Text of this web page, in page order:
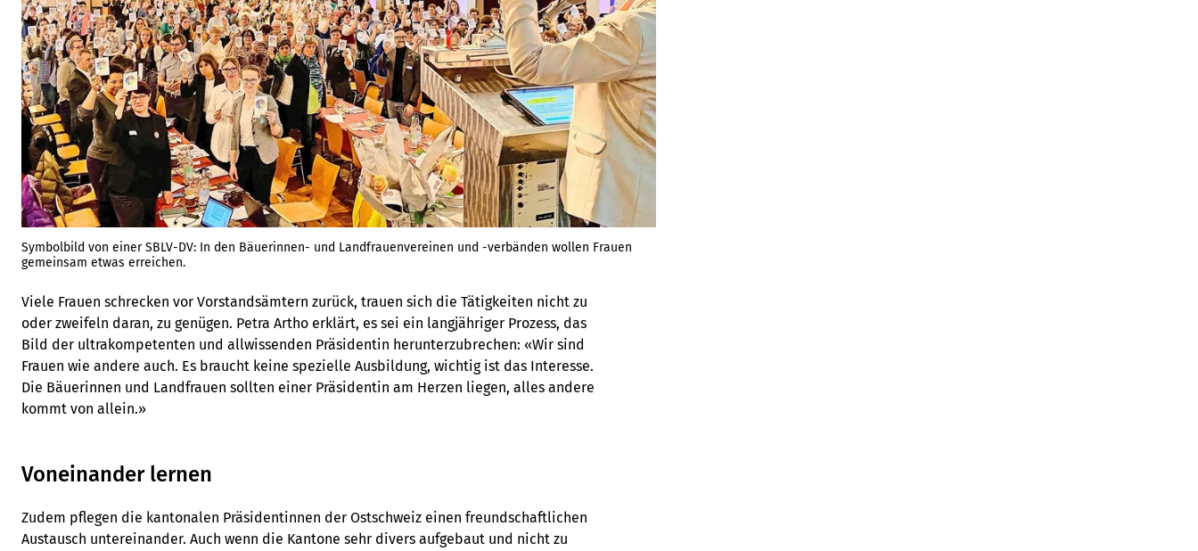
Symbolbild von einer SBLV-DV: In den Bäuerinnen- und Landfrauenvereinen und -verbänden wollen Frauen
gemeinsam etwas erreichen.
Viele Frauen schrecken vor Vorstandsämtern zurück, trauen sich die Tätigkeiten nicht zu
oder zweifeln daran, zu genügen. Petra Artho erklärt, es sei ein langjähriger Prozess, das
Bild der ultrakompetenten und allwissenden Präsidentin herunterzubrechen: «Wir sind
Frauen wie andere auch. Es braucht keine spezielle Ausbildung, wichtig ist das Interesse.
Die Bäuerinnen und Landfrauen sollten einer Präsidentin am Herzen liegen, alles andere
kommt von allein.»
Voneinander lernen
Zudem pflegen die kantonalen Präsidentinnen der Ostschweiz einen freundschaftlichen
Austausch untereinander. Auch wenn die Kantone sehr divers aufgebaut und nicht zu